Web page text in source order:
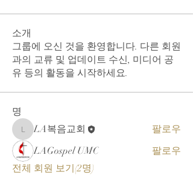
소개
그룹에 오신 것을 환영합니다. 다른 회원
과의 교류 및 업데이트 수신, 미디어 공
유 등의 활동을 시작하세요.
명
LA복음교회
LA복음교회
팔로우
LAGospel UMC
팔로우
전체 회원 보기(2명)